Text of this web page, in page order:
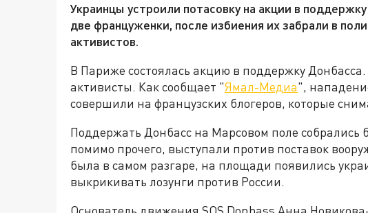
Украинцы устроили потасовку на акции в
две француженки, после избиения их забрали в
активистов.
В Париже состоялась акцию в поддержку
активисты. Как сообщает "Ямал-Медиа",
совершили на французских блогеров, которые
Поддержать Донбасс на Марсовом поле собрались
помимо прочего, выступали против поставок
была в самом разгаре, на площади появились
выкрикивать лозунги против России.